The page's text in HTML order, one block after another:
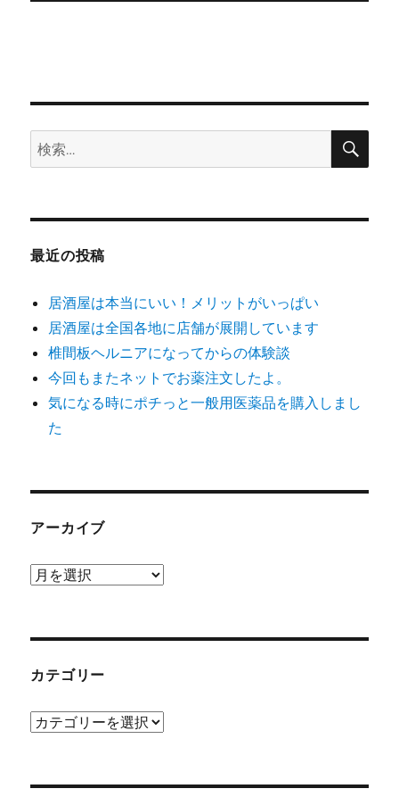
稿:
検
索:
検
最近の投稿
居酒屋は本当にいい！メリットがいっぱい
居酒屋は全国各地に店舗が展開しています
椎間板ヘルニアになってからの体験談
今回もまたネットでお薬注文したよ。
気になる時にポチっと一般用医薬品を購入しまし
た
アーカイブ
ア
ブ
カテゴリー
カ